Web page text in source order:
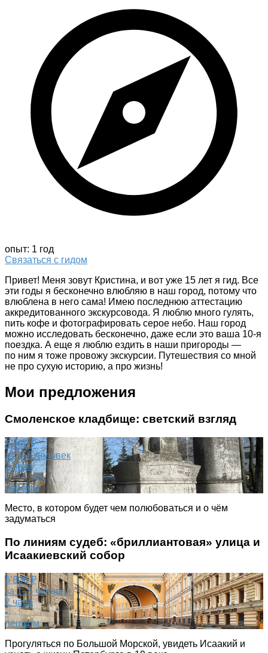
опыт: 1 год
Связаться с гидом
Привет! Меня зовут Кристина, и вот уже 15 лет я гид. Все
эти годы я бесконечно влюбляю в наш город, потому что
влюблена в него сама! Имею последнюю аттестацию
аккредитованного экскурсовода. Я люблю много гулять,
пить кофе и фотографировать серое небо. Наш город
можно исследовать бесконечно, даже если это ваша 10-я
поездка. А еще я люблю ездить в наши пригороды —
по ним я тоже провожу экскурсии. Путешествия со мной
не про сухую историю, а про жизнь!
Мои предложения
Смоленское кладбище: светский взгляд
5,400 ₽
за 1–6 человек
2 часа
•
пешком
Место, в котором будет чем полюбоваться и о чём
задуматься
По линиям судеб: «бриллиантовая» улица и
Исаакиевский собор
6’800 ₽
за 1–5 человек
2 часа
•
пешком
Прогуляться по Большой Морской, увидеть Исаакий и